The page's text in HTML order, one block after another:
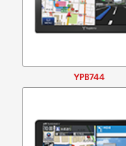
YPB744